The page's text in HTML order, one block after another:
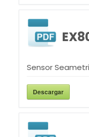
Sensor
Descargar